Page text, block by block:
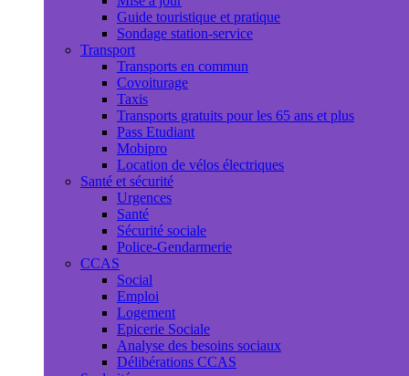
Guide touristique et pratique
Sondage station-service
Transport
Transports en commun
Covoiturage
Taxis
Transports gratuits pour les 65 ans et plus
Pass Etudiant
Mobipro
Location de vélos électriques
Santé et sécurité
Urgences
Santé
Sécurité sociale
Police-Gendarmerie
CCAS
Social
Emploi
Logement
Epicerie Sociale
Analyse des besoins sociaux
Délibérations CCAS